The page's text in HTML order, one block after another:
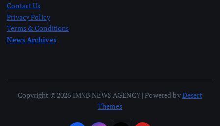
Contact Us
Privacy Policy
Terms & Conditions
News Archives
Copyright © 2026 IMNB NEWS AGENCY | Powered byDesert
Themes